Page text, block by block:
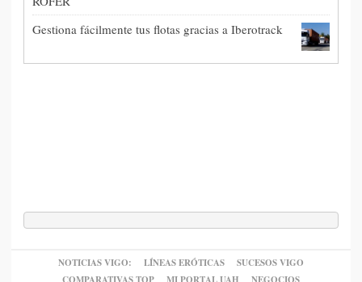
Gestiona fácilmente tus flotas gracias a Iberotrack
NOTICIAS VIGO: LÍNEAS ERÓTICAS
SUCESOS VIGO
COMPARATIVAS TOP
MI PORTAL UAH NEGOCIOS